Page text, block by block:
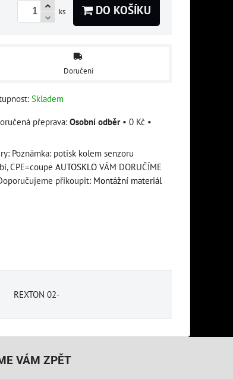
ks DO KOŠÍKU
Doručení
Skladem
Osobní odběr • 0 Kč •
Poznámka: potisk kolem senzoru
CPE=coupe AUTOSKLO VÁM DORUČÍME
přikoupit: Montážní materiál
REXTON 02-
VÁM ZPĚT